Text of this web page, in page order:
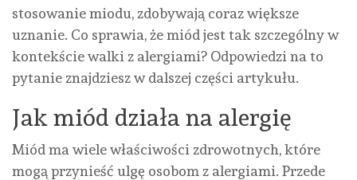
stosowanie miodu, zdobywają coraz większe
uznanie. Co sprawia, że miód jest tak szczególny w
kontekście walki z alergiami? Odpowiedzi na to
pytanie znajdziesz w dalszej części artykułu.
Jak miód działa na alergię
Miód ma wiele właściwości zdrowotnych, które
mogą przynieść ulgę osobom z alergiami. Przede